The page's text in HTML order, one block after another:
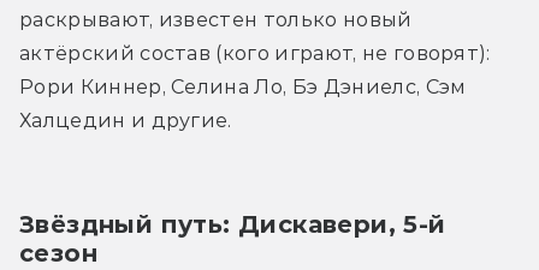
раскрывают, известен только новый
актёрский состав (кого играют, не говорят):
Рори Киннер, Селина Ло, Бэ Дэниелс, Сэм
Халцедин и другие.
Звёздный путь: Дискавери, 5-й
сезон